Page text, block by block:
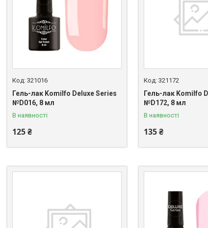
321016
Гель-лак Komilfo Deluxe Series
№D016, 8 мл
В наявності
125 ₴
321172
Гель-лак Komilfo
№D172, 8 мл
В наявності
135 ₴